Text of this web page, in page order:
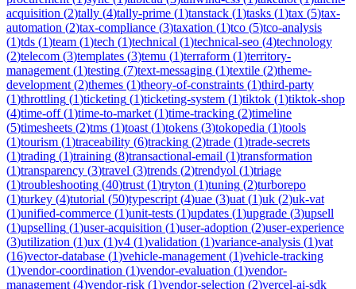
acquisition (2)tally (4)tally-prime (1)tanstack (1)tasks (1)tax (5)tax-
automation (2)tax-compliance (3)taxation (1)tco (5)tco-analysis
(1)tds (1)team (1)tech (1)technical (1)technical-seo (4)technology
(2)telecom (3)templates (3)temu (1)terraform (1)territory-
management (1)testing (7)text-messaging (1)textile (2)theme-
development (2)themes (1)theory-of-constraints (1)third-party
(1)throttling (1)ticketing (1)ticketing-system (1)tiktok (1)tiktok-shop
(4)time-off(1)time-to-market (1)time-tracking (2)timeline
(5)timesheets (2)tms (1)toast (1)tokens (3)tokopedia (1)tools
(1)tourism (1)traceability (6)tracking (2)trade (1)trade-secrets
(1)trading (1)training (8)transactional-email (1)transformation
(1)transparency (3)travel (3)trends (2)trendyol (1)triage
(1)troubleshooting (40)trust (1)tryton (1)tuning (2)turborepo
(1)turkey (4)tutorial (50)typescript (4)uae (3)uat (1)uk (2)uk-vat
(1)unified-commerce (1)unit-tests (1)updates (1)upgrade (3)upsell
(1)upselling (1)user-acquisition (1)user-adoption (2)user-experience
(3)utilization (1)ux (1)v4 (1)validation (1)variance-analysis (1)vat
(16)vector-database (1)vehicle-management (1)vehicle-tracking
(1)vendor-coordination (1)vendor-evaluation (1)vendor-
management (4)vendor-risk (1)vendor-selection (2)vercel-ai-sdk